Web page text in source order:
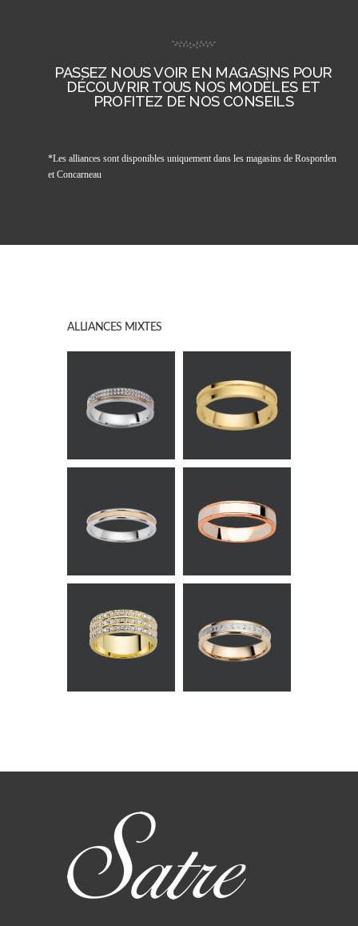
PASSEZ NOUS VOIR EN MAGASINS POUR
DÉCOUVRIR TOUS NOS MODÈLES ET
PROFITEZ DE NOS CONSEILS
*Les alliances sont disponibles uniquement dans les magasins de Rosporden
et Concarneau
ALLIANCES MIXTES